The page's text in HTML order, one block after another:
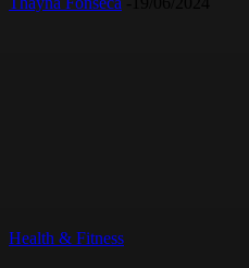
Health & Fitness